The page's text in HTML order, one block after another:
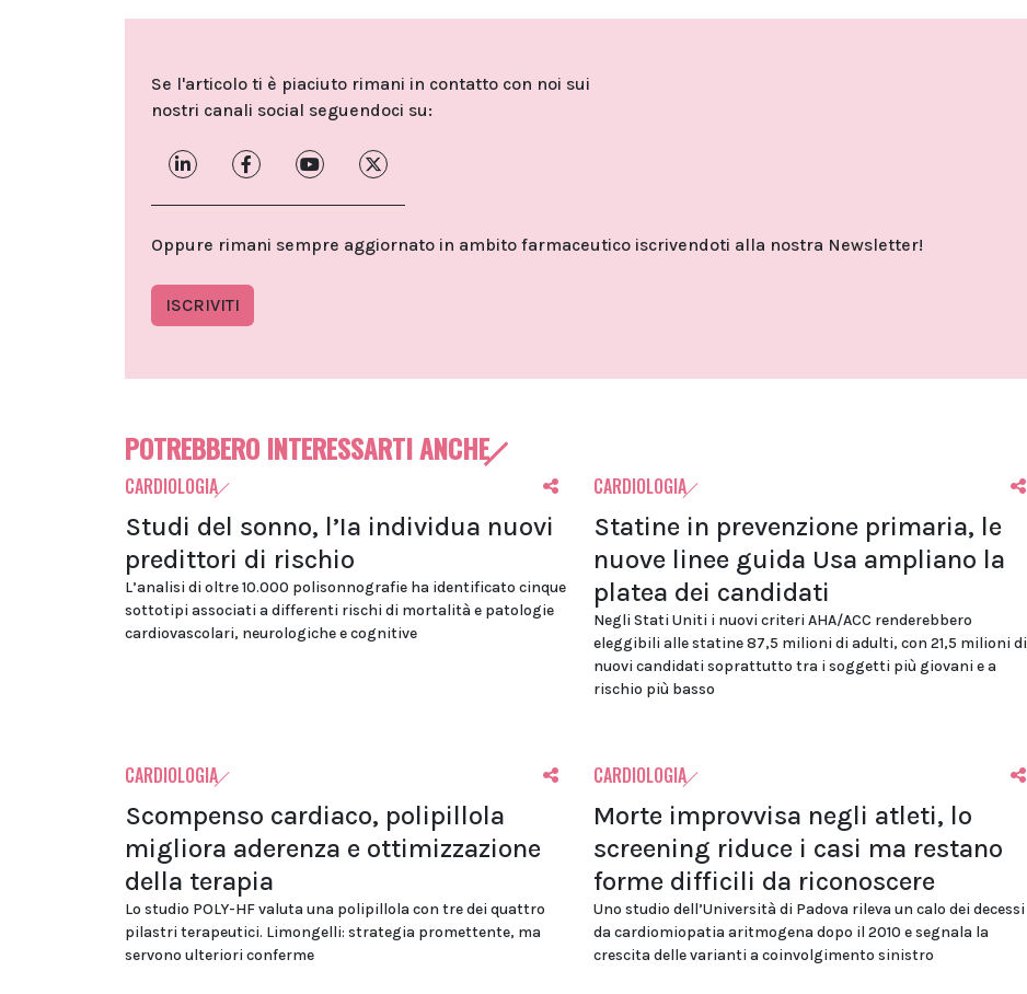
Se l'articolo ti è piaciuto rimani in contatto con noi sui
nostri canali social seguendoci su:
Oppure rimani sempre aggiornato in ambito farmaceutico iscrivendoti alla nostra Newsletter!
ISCRIVITI
POTREBBERO INTERESSARTI ANCHE
CARDIOLOGIA
Studi del sonno, l’Ia individua nuovi
predittori di rischio
L’analisi di oltre 10.000 polisonnografie ha identificato cinque
sottotipi associati a differenti rischi di mortalità e patologie
cardiovascolari, neurologiche e cognitive
CARDIOLOGIA
Statine in prevenzione primaria, le
nuove linee guida Usa ampliano la
platea dei candidati
Negli Stati Uniti i nuovi criteri AHA/ACC renderebbero
eleggibili alle statine 87,5 milioni di adulti, con 21,5 milioni di
nuovi candidati soprattutto tra i soggetti più giovani e a
rischio più basso
CARDIOLOGIA
Scompenso cardiaco, polipillola
migliora aderenza e ottimizzazione
della terapia
Lo studio POLY-HF valuta una polipillola con tre dei quattro
pilastri terapeutici. Limongelli: strategia promettente, ma
servono ulteriori conferme
CARDIOLOGIA
Morte improvvisa negli atleti, lo
screening riduce i casi ma restano
forme difficili da riconoscere
Uno studio dell’Università di Padova rileva un calo dei decessi
da cardiomiopatia aritmogena dopo il 2010 e segnala la
crescita delle varianti a coinvolgimento sinistro